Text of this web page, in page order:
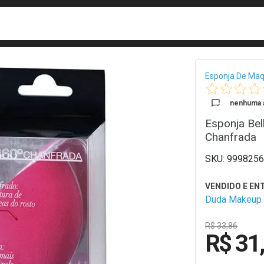
Esponja De
nenhuma
Esponja
Chanfrada
Duda Makeup
R$ 33,86
R$